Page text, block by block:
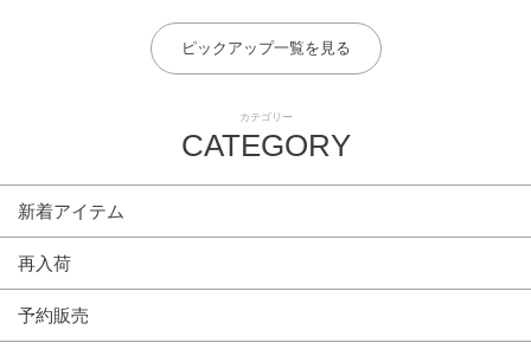
カテゴリー
CATEGORY
新着アイテム
再入荷
予約販売
ピックアップ一覧を見る